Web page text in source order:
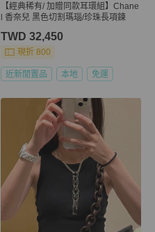
【經典稀有/ 加贈同款耳環組】Chane
l 香奈兒 黑色切割瑪瑙/珍珠長項鍊
TWD 32,450
現折 800
近新閒置品 本地 免運